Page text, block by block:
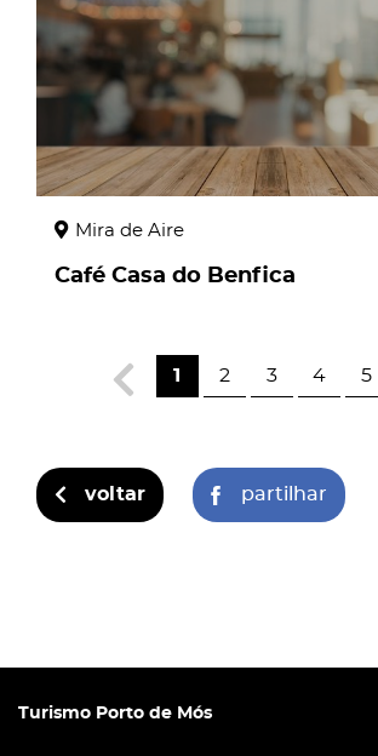
Mira de Aire
Café Casa do Benfica
1 2 3 4 5
voltar partilhar
Turismo Porto de Mós